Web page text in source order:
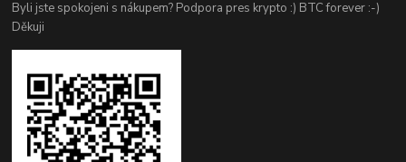
Byli jste spokojeni s nákupem? Podpora pres krypto :) BTC forever :-)
Děkuji